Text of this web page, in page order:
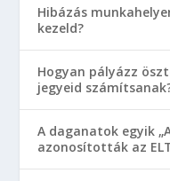
Hibázás
kezeld?
Hogyan pályázz
jegyeid
A daganatok egyik
azonosították az